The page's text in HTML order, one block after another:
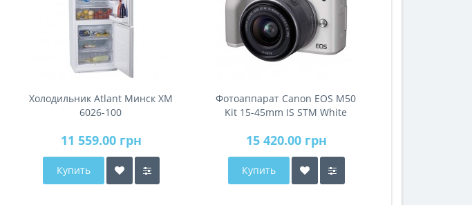
Холодильник Atlant Минск ХМ
6026-100
11 559.00 грн
Купить
Фотоаппарат Canon EOS M50
Kit 15-45mm IS STM White
15 420.00 грн
Купить